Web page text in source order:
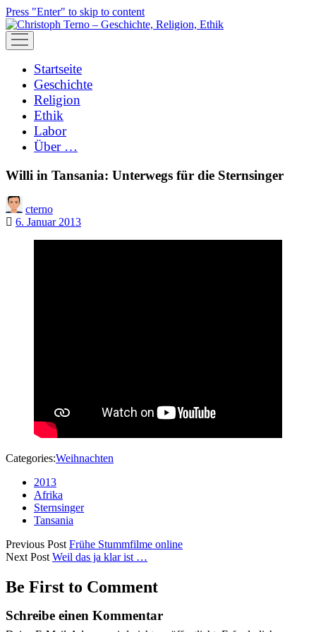
Press "Enter" to skip to content
open
menu
Startseite
Geschichte
Religion
Ethik
Labor
Über …
Willi in Tansania: Unterwegs für die Sternsinger
cterno
6. Januar 2013
Categories:Weihnachten
2013
Afrika
Sternsinger
Tansania
Previous Post Frühe Stummfilme online
Next Post Weil das ja klar ist …
Be First to Comment
Schreibe einen Kommentar